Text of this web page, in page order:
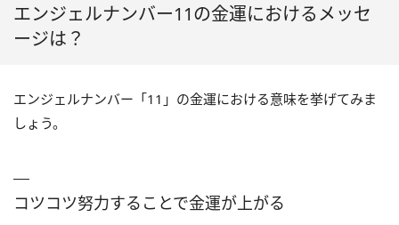
エンジェルナンバー11の金運におけるメッセ
ージは？
エンジェルナンバー「11」の金運における意味を挙げてみま
しょう。
コツコツ努力することで金運が上がる